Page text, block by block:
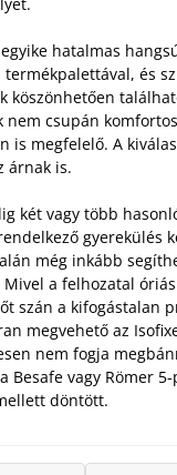
hatalmas
termékpalettával, és
köszönhetően
nem csupán
is megfelelő. A
árnak is.
két vagy több
gyerekülés
még inkább
a felhozatal
szán a kifogástalan
megvehető az
nem fogja
Besafe vagy Römer
döntött.